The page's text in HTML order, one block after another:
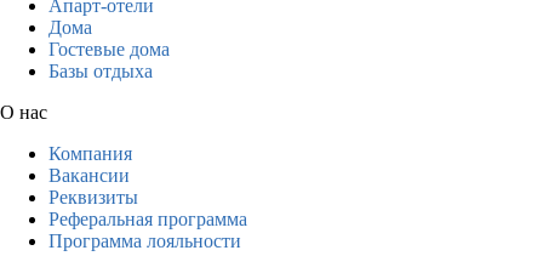
Апарт-отели
Дома
Гостевые дома
Базы отдыха
О нас
Компания
Вакансии
Реквизиты
Реферальная программа
Программа лояльности